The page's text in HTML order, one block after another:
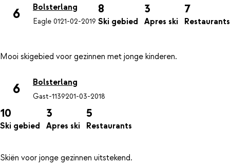
6 Bolsterlang
Eagle 0121-02-2019
8
Ski gebied
3
Apres ski
7
Restaurants
6 Bolsterlang
Gast-1139201-03-2018
10
Ski gebied
3
Apres ski
5
Restaurants